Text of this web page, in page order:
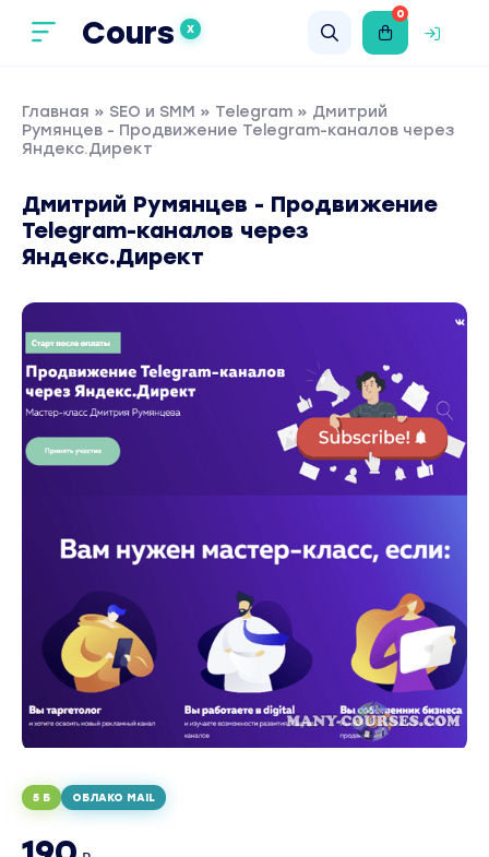
Cours X
0
Главная » SEO и SMM » Telegram » Дмитрий
Румянцев - Продвижение Telegram-каналов через
Яндекс.Директ
Дмитрий Румянцев - Продвижение
Telegram-каналов через
Яндекс.Директ
5 Б ОБЛАКО MAIL